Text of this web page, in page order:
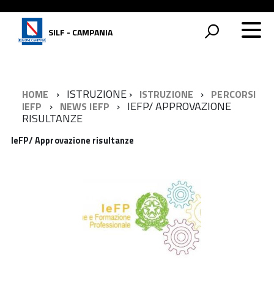
SILF - CAMPANIA
HOME ISTRUZIONE ISTRUZIONE
PERCORSI
IEFP
NEWS IEFP IEFP/ APPROVAZIONE
RISULTANZE
IeFP/ Approvazione risultanze